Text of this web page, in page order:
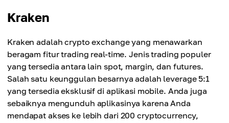
Kraken
Kraken adalah crypto exchange yang menawarkan
beragam fitur trading real-time. Jenis trading populer
yang tersedia antara lain spot, margin, dan futures.
Salah satu keunggulan besarnya adalah leverage 5:1
yang tersedia eksklusif di aplikasi mobile. Anda juga
sebaiknya mengunduh aplikasinya karena Anda
mendapat akses ke lebih dari 200 cryptocurrency,